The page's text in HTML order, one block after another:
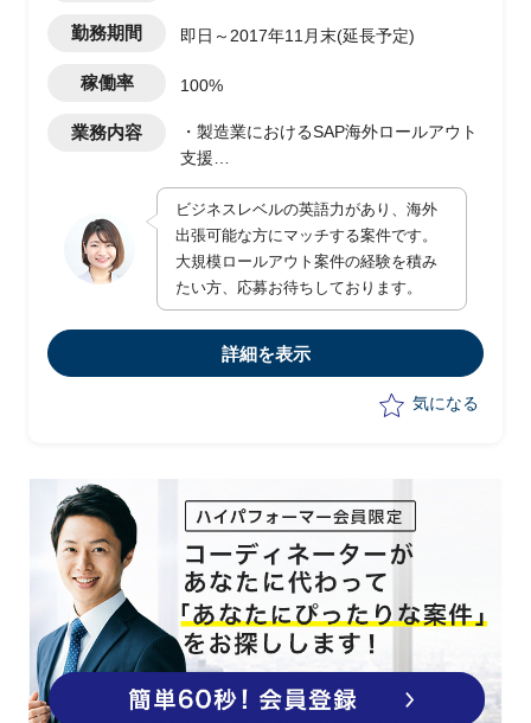
勤務期間 即日～2017年11月末(延長予定)
稼働率 100%
業務内容
・製造業におけるSAP海外ロールアウト
支援
・対応モジュール：SD、MM、FI
ビジネスレベルの英語力があり、海外
出張可能な方にマッチする案件です。
大規模ロールアウト案件の経験を積み
たい方、応募お待ちしております。
詳細を表示
気になる